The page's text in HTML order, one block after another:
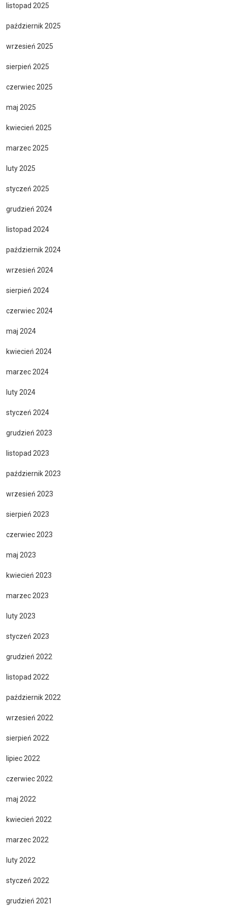
listopad 2025
październik 2025
wrzesień 2025
sierpień 2025
czerwiec 2025
maj 2025
kwiecień 2025
marzec 2025
luty 2025
styczeń 2025
grudzień 2024
listopad 2024
październik 2024
wrzesień 2024
sierpień 2024
czerwiec 2024
maj 2024
kwiecień 2024
marzec 2024
luty 2024
styczeń 2024
grudzień 2023
listopad 2023
październik 2023
wrzesień 2023
sierpień 2023
czerwiec 2023
maj 2023
kwiecień 2023
marzec 2023
luty 2023
styczeń 2023
grudzień 2022
listopad 2022
październik 2022
wrzesień 2022
sierpień 2022
lipiec 2022
czerwiec 2022
maj 2022
kwiecień 2022
marzec 2022
luty 2022
styczeń 2022
grudzień 2021